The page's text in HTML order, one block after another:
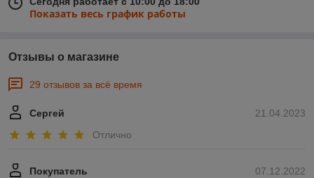
Показать весь график работы
Отзывы о магазине
29 отзывов за всё время
21.04.2023
Сергей
Отлично
07.12.2022
Покупатель